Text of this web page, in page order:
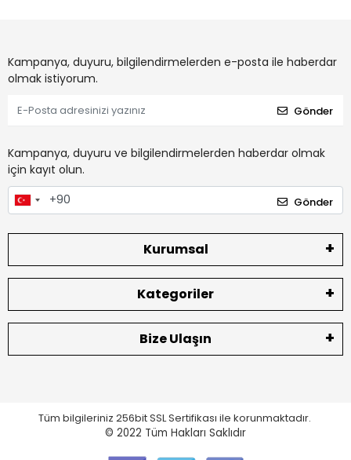
Kampanya, duyuru, bilgilendirmelerden e-posta ile haberdar
olmak istiyorum.
Gönder
Kampanya, duyuru ve bilgilendirmelerden haberdar olmak
için kayıt olun.
Gönder
Kurumsal
Kategoriler
Bize Ulaşın
Tüm bilgileriniz 256bit SSL Sertifikası ile korunmaktadır.
© 2022 Tüm Hakları Saklıdır